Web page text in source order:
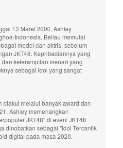
13 Maret 2000, Ashley
Indonesia. Beliau memulai
model dan aktris, sebelum
JKT48. Kepribadiannya yang
keterampilan menari yang
sebagai idol yang sangat
diakui melalui banyak award dan
Ashley memenangkan
JKT48" di event JKT48
dinobatkan sebagai "Idol Tercantik
digital pada masa 2020.